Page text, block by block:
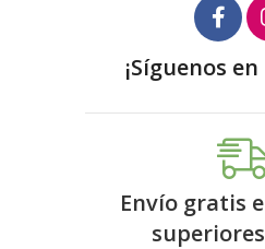
¡Síguenos
Envío gratis